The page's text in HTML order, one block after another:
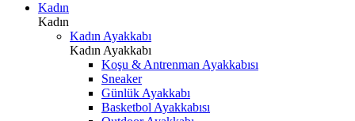
Kadın
Kadın
Kadın Ayakkabı
Kadın Ayakkabı
Koşu & Antrenman Ayakkabısı
Sneaker
Günlük Ayakkabı
Basketbol Ayakkabısı